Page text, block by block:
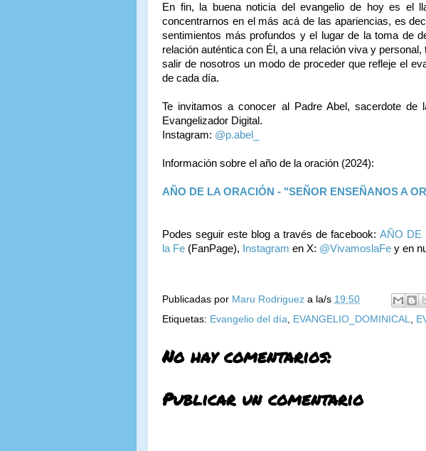
En fin, la buena noticia del evangelio de hoy es el
concentrarnos en el más acá de las apariencias, es
sentimientos más profundos y el lugar de la toma de
relación auténtica con Él, a una relación viva y
salir de nosotros un modo de proceder que refleje el
de cada día.
Te invitamos a conocer al Padre Abel, sacerdote de
Evangelizador Digital.
Instagram: @p.abel_
Información sobre el año de la oración (2024):
AÑO DE LA ORACIÓN - "SEÑOR ENSEÑANOS A
Podes seguir este blog a través de facebook: AÑO DE
la Fe (FanPage), Instagram en X: @VivamoslaFe y en
Publicadas por Maru Rodriguez a la/s 19:50
Etiquetas: Evangelio del día, EVANGELIO_DOMINICAL,
No hay comentarios:
Publicar un comentario